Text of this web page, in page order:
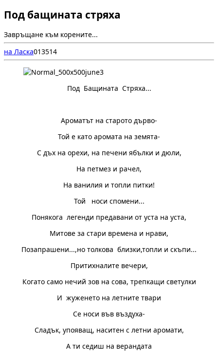
Под бащината стряха
Завръщане към корените...
на Ласка013514
Под Бащината Стряха...
Ароматът на старото дърво-
Той е като аромата на земята-
С дъх на орехи, на печени ябълки и дюли,
На петмез и рачел,
На ванилия и топли питки!
Той носи спомени...
Понякога легенди предавани от уста на уста,
Митове за стари времена и нрави,
Позапрашени...,но толкова близки,топли и скъпи...
Притихналите вечери,
Когато само нечий зов на сова, трепкащи светулки
И жуженето на летните твари
Се носи във въздуха-
Сладък, упояващ, наситен с летни аромати,
А ти седиш на верандата